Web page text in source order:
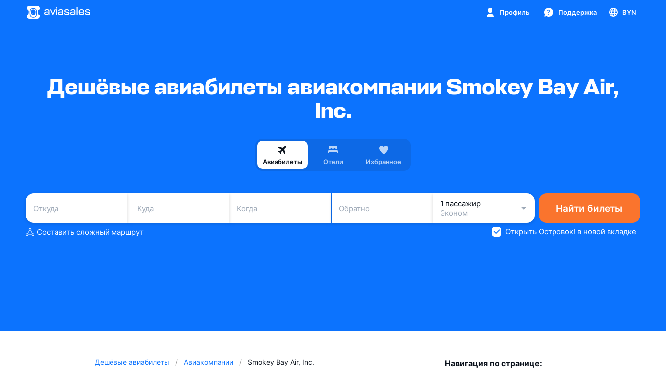
Профиль Поддержка BYN
Дешёвые авиабилеты авиакомпании Smokey Bay Air,
Inc.
Авиабилеты Отели Избранное
Когда Обратно
1 пассажир
Эконом
Найти билеты
Составить сложный маршрут Открыть Островок! в новой вкладке
Дешёвые авиабилеты Авиакомпании Smokey Bay Air, Inc. Навигация по странице: